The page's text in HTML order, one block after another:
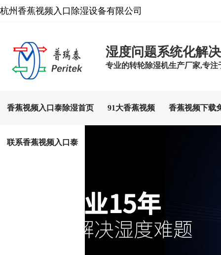
杭州香蕉视频入口除湿设备有限公司
湿度问题系统化解
专业的转轮除湿机生产厂家,专注
香蕉视频入口泰除湿首页 91大香蕉视频 香蕉视频下载
联系香蕉视频入口泰